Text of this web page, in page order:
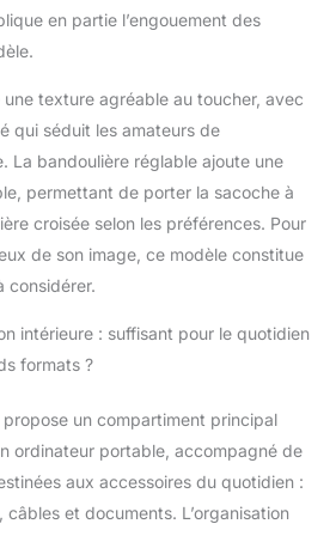
l'avant et à l'arrière
adaptée pour une place
ajustable Sac à main
avec poignées et sac
avec bandoulière
réglable et amovible (75
- 120 cm | 4 cm de
large) | sac en cuir
fonctionnel: idéal
serviette de travail, sac
d'école ou sac
poche principale avec
triple séparation, 1x
poche avec fermeture
éclair, 1x compartiment
en partie l’engouement des
texture agréable au toucher, avec
qui séduit les amateurs de
La bandoulière réglable ajoute une
permettant de porter la sacoche à
croisée selon les préférences. Pour
de son image, ce modèle constitue
considérer.
intérieure : suffisant pour le quotidien
formats ?
un compartiment principal
ordinateur portable, accompagné de
aux accessoires du quotidien :
et documents. L’organisation